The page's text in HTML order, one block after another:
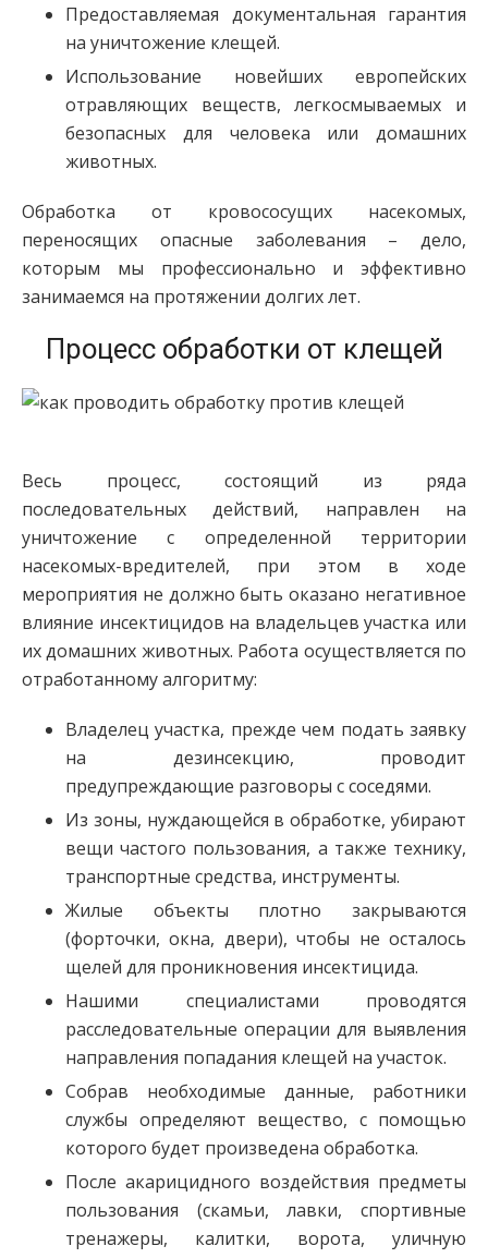
Предоставляемая документальная гарантия
на уничтожение клещей.
Использование новейших европейских
отравляющих веществ, легкосмываемых и
безопасных для человека или домашних
животных.
Обработка от кровососущих насекомых,
переносящих опасные заболевания – дело,
которым мы профессионально и эффективно
занимаемся на протяжении долгих лет.
Процесс обработки от клещей
Весь процесс, состоящий из ряда
последовательных действий, направлен на
уничтожение с определенной территории
насекомых-вредителей, при этом в ходе
мероприятия не должно быть оказано негативное
влияние инсектицидов на владельцев участка или
их домашних животных. Работа осуществляется по
отработанному алгоритму:
Владелец участка, прежде чем подать заявку
на дезинсекцию, проводит
предупреждающие разговоры с соседями.
Из зоны, нуждающейся в обработке, убирают
вещи частого пользования, а также технику,
транспортные средства, инструменты.
Жилые объекты плотно закрываются
(форточки, окна, двери), чтобы не осталось
щелей для проникновения инсектицида.
Нашими специалистами проводятся
расследовательные операции для выявления
направления попадания клещей на участок.
Собрав необходимые данные, работники
службы определяют вещество, с помощью
которого будет произведена обработка.
После акарицидного воздействия предметы
пользования (скамьи, лавки, спортивные
тренажеры, калитки, ворота, уличную